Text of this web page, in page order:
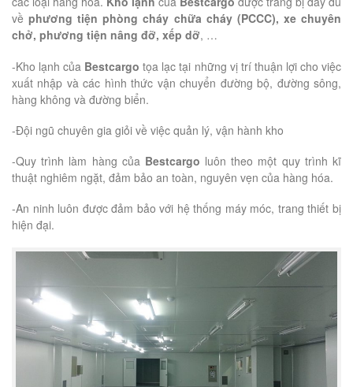
vềphương tiện phòng cháy chữa cháy (PCCC), xe chuyên
chở, phương tiện nâng đỡ, xếp dỡ, …
-Kho lạnh của Bestcargo tọa lạc tại những vị trí thuận lợi cho việc
xuất nhập và các hình thức vận chuyển đường bộ, đường sông,
hàng không và đường biển.
-Đội ngũ chuyên gia giỏi về việc quản lý, vận hành kho
-Quy trình làm hàng của Bestcargo luôn theo một quy trình kĩ
thuật nghiêm ngặt, đảm bảo an toàn, nguyên vẹn của hàng hóa.
-An ninh luôn được đảm bảo với hệ thống máy móc, trang thiết bị
hiện đại.